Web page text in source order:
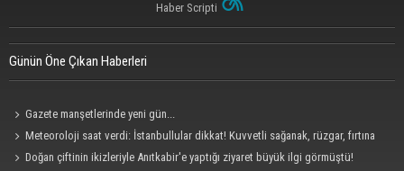
Haber Scripti
Günün Öne Çıkan Haberleri
Gazete manşetlerinde yeni gün...
Meteoroloji saat verdi: İstanbullular dikkat! Kuvvetli sağanak, rüzgar, fırtına
geliyor... Tedbirinizi alın
Doğan çiftinin ikizleriyle Anıtkabir'e yaptığı ziyaret büyük ilgi görmüştü!